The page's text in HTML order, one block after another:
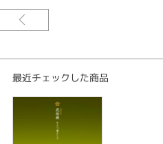
最近チェックした商品